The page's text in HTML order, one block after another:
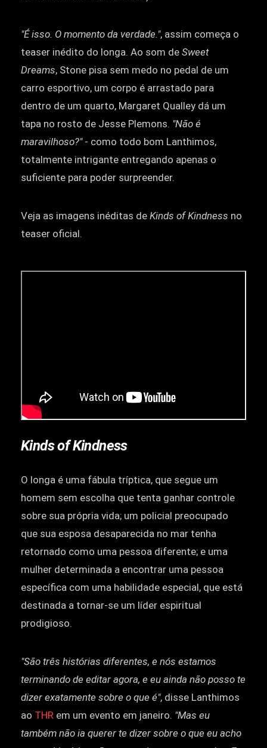
"É isso. O momento da verdade.", assim começa o
teaser inédito do longa. Ao som de Sweet
Dreams, Stone pisa sem medo no pedal de um
carro esportivo, um corpo é arrastado para
dentro de um quarto, Margaret Qualley dá um
tapa no rosto de Jesse Plemons. "Não é
maravilhoso?"- como todo bom Lanthimos,
totalmente intrigante entregando apenas o
suficiente para poder surpreender.
Veja as imagens inéditas de Kinds of Kindness no
teaser oficial.
Kinds of Kindness
O longa é uma fábula tríptica, que segue um
homem sem escolha que tenta ganhar controle
sobre sua própria vida; um policial preocupado
que sua esposa desaparecida no mar tenha
retornado como uma pessoa diferente; e uma
mulher determinada a encontrar uma pessoa
específica com uma habilidade especial, que está
destinada a tornar-se um líder espiritual
prodigioso.
"São três histórias diferentes, e nós estamos
terminando de editar agora, e eu ainda não posso te
dizer exatamente sobre o que é", disse Lanthimos
ao THR em um evento em janeiro. "Mas eu
também não ia querer te dizer sobre o que eu acho